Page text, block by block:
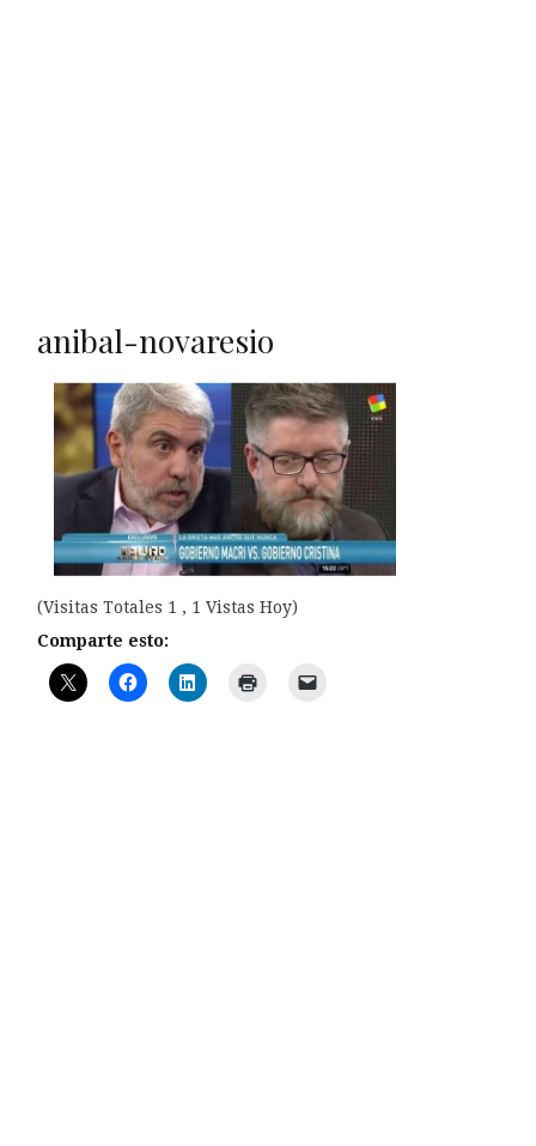
anibal-novaresio
(Visitas Totales 1 , 1 Vistas Hoy)
Comparte esto: